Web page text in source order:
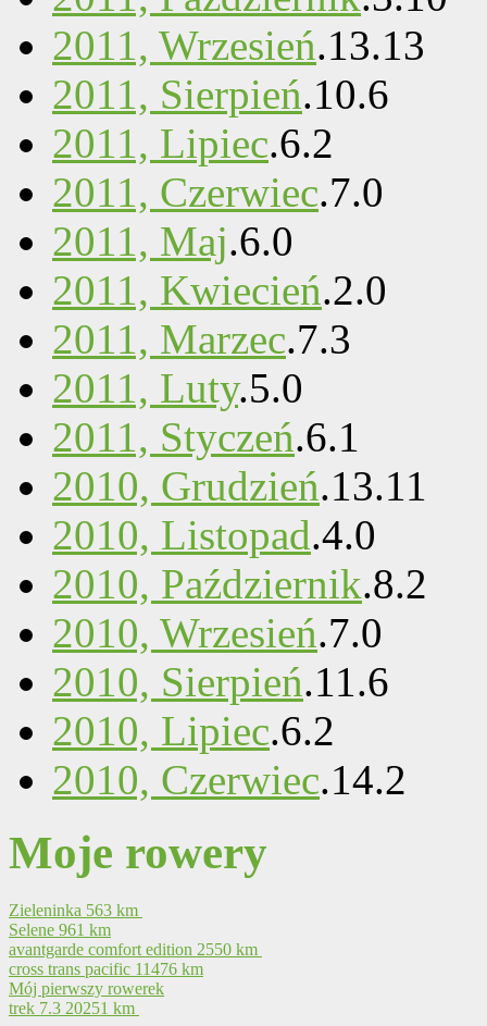
2011, Wrzesień.13.13
2011, Sierpień.10.6
2011, Lipiec.6.2
2011, Czerwiec.7.0
2011, Maj.6.0
2011, Kwiecień.2.0
2011, Marzec.7.3
2011, Luty.5.0
2011, Styczeń.6.1
2010, Grudzień.13.11
2010, Listopad.4.0
2010, Październik.8.2
2010, Wrzesień.7.0
2010, Sierpień.11.6
2010, Lipiec.6.2
2010, Czerwiec.14.2
Moje rowery
Zieleninka 563 km
Selene 961 km
avantgarde comfort edition 2550 km
cross trans pacific 11476 km
Mój pierwszy rowerek
trek 7.3 20251 km